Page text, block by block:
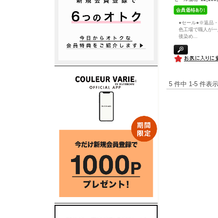
●セール●※返品
色工場で職人が
後染め
5 件中 1-5 件表